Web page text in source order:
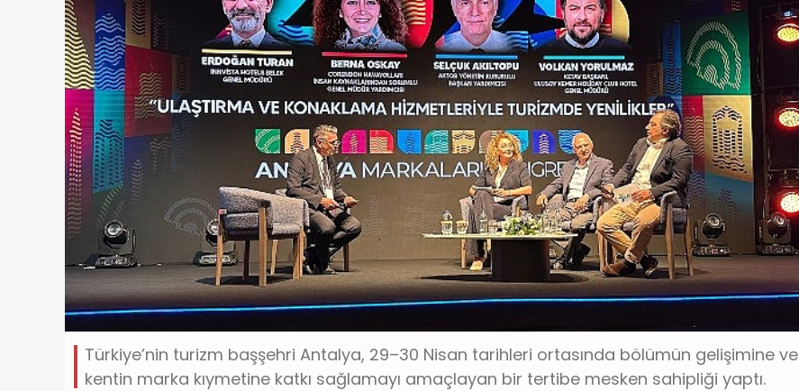
Türkiye’nin turizm başşehri Antalya, 29–30 Nisan tarihleri ortasında bölümün gelişimine ve
kentin marka kıymetine katkı sağlamayı amaçlayan bir tertibe mesken sahipliği yaptı.